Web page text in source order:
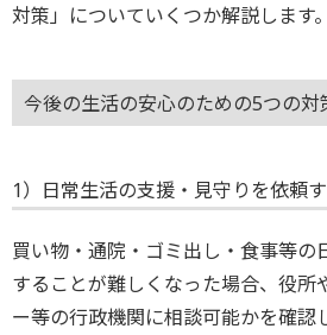
対策」についていくつか解説します。
今後の生活の安心のための5つの対
1）日常生活の支援・見守りを依頼
買い物・通院・ゴミ出し・食事等の
することが難しくなった場合、役所
ー等の行政機関に相談可能かを確認